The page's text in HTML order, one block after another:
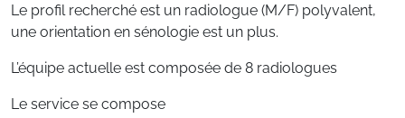
Le profil recherché est un radiologue (M/F) polyvalent,
une orientation en sénologie est un plus.
L’équipe actuelle est composée de 8 radiologues
Le service se compose